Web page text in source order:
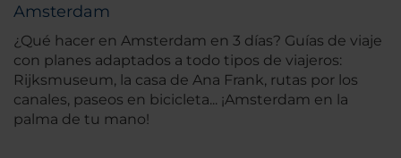
Amsterdam
¿Qué hacer en Amsterdam en 3 días? Guías de viaje
con planes adaptados a todo tipos de viajeros:
Rijksmuseum, la casa de Ana Frank, rutas por los
canales, paseos en bicicleta... ¡Amsterdam en la
palma de tu mano!